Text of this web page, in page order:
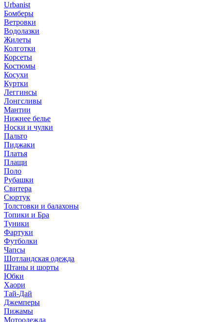
Urbanist
Бомберы
Ветровки
Водолазки
Жилеты
Колготки
Корсеты
Костюмы
Косухи
Куртки
Леггинсы
Лонгсливы
Мантии
Нижнее белье
Носки и чулки
Пальто
Пиджаки
Платья
Плащи
Поло
Рубашки
Свитера
Сюртук
Толстовки и балахоны
Топики и Бра
Туники
Фартуки
Футболки
Чапсы
Шотландская одежда
Штаны и шорты
Юбки
Хаори
Тай-Дай
Джемперы
Пижамы
Мотоодежда